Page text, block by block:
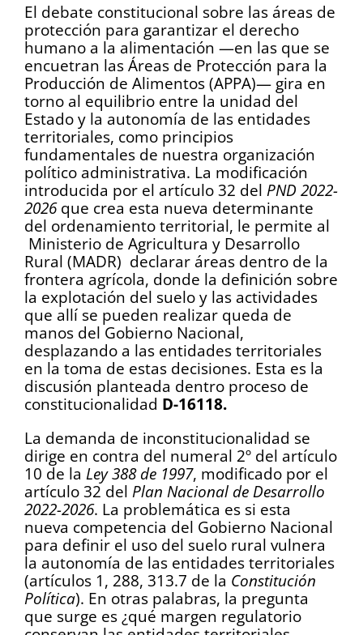
El debate constitucional sobre las áreas de
protección para garantizar el derecho
humano a la alimentación —en las que se
encuetran las Áreas de Protección para la
Producción de Alimentos (APPA)— gira en
torno al equilibrio entre la unidad del
Estado y la autonomía de las entidades
territoriales, como principios
fundamentales de nuestra organización
político administrativa. La modificación
introducida por el artículo 32 del PND 2022-
2026 que crea esta nueva determinante
del ordenamiento territorial, le permite al
Ministerio de Agricultura y Desarrollo
Rural (MADR) declarar áreas dentro de la
frontera agrícola, donde la definición sobre
la explotación del suelo y las actividades
que allí se pueden realizar queda de
manos del Gobierno Nacional,
desplazando a las entidades territoriales
en la toma de estas decisiones. Esta es la
discusión planteada dentro proceso de
constitucionalidad D-16118.
La demanda de inconstitucionalidad se
dirige en contra del numeral 2º del artículo
10 de la Ley 388 de 1997, modificado por el
artículo 32 del Plan Nacional de Desarrollo
2022-2026. La problemática es si esta
nueva competencia del Gobierno Nacional
para definir el uso del suelo rural vulnera
la autonomía de las entidades territoriales
(artículos 1, 288, 313.7 de la Constitución
Política). En otras palabras, la pregunta
que surge es ¿qué margen regulatorio